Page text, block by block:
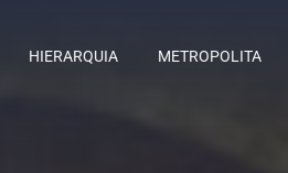
HIERARQUIA METROPOLITA